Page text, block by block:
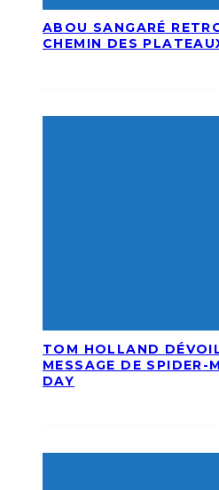
ABOU SANGARÉ
CHEMIN DES
TOM HOLLAND
MESSAGE DE SPIDER-
DAY